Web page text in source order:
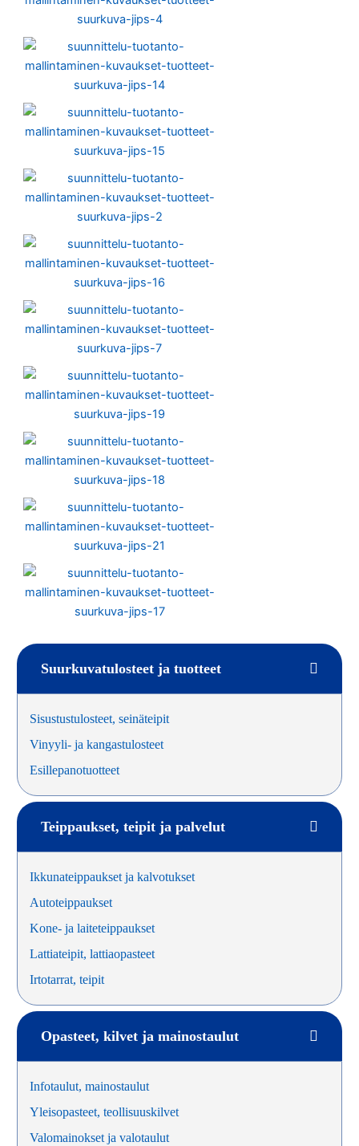
Suurkuvatulosteet ja tuotteet
Sisustustulosteet, seinäteipit
Vinyyli- ja kangastulosteet
Esillepanotuotteet
Teippaukset, teipit ja palvelut
Ikkunateippaukset ja kalvotukset
Autoteippaukset
Kone- ja laiteteippaukset
Lattiateipit, lattiaopasteet
Irtotarrat, teipit
Opasteet, kilvet ja mainostaulut
Infotaulut, mainostaulut
Yleisopasteet, teollisuuskilvet
Valomainokset ja valotaulut